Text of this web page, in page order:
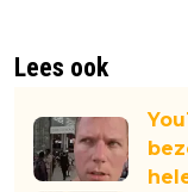
Lees ook